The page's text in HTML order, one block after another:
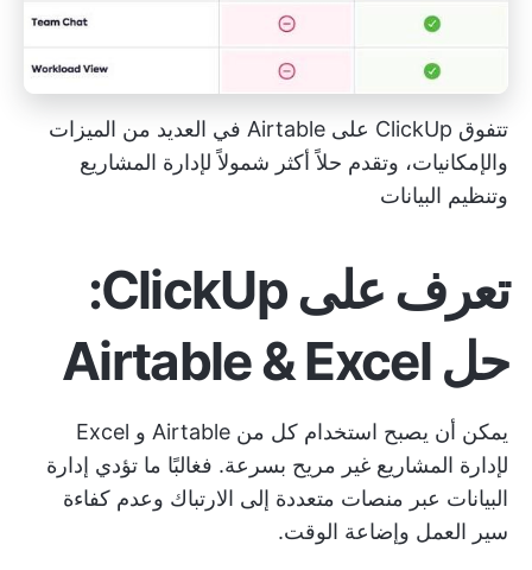
تتفوق ClickUp على Airtable في العديد من الميزات
والإمكانيات، وتقدم حلاً أكثر شمولاً لإدارة المشاريع
وتنظيم البيانات
تعرف على ClickUp:
حل Airtable & Excel
يمكن أن يصبح استخدام كل من Airtable و Excel
لإدارة المشاريع غير مريح بسرعة. فغالبًا ما تؤدي إدارة
البيانات عبر منصات متعددة إلى الارتباك وعدم كفاءة
سير العمل وإضاعة الوقت.